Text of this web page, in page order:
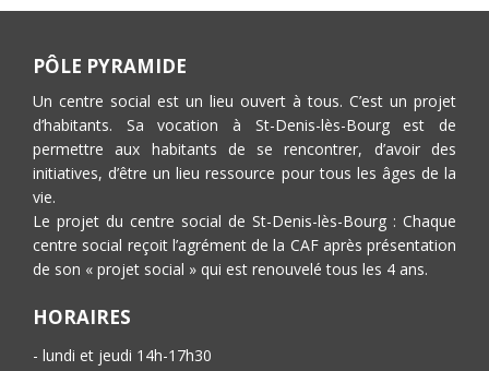
PÔLE PYRAMIDE
Un centre social est un lieu ouvert à tous. C’est un projet
d’habitants. Sa vocation à St-Denis-lès-Bourg est de
permettre aux habitants de se rencontrer, d’avoir des
initiatives, d’être un lieu ressource pour tous les âges de la
vie.
Le projet du centre social de St-Denis-lès-Bourg : Chaque
centre social reçoit l’agrément de la CAF après présentation
de son « projet social » qui est renouvelé tous les 4 ans.
HORAIRES
- lundi et jeudi 14h-17h30